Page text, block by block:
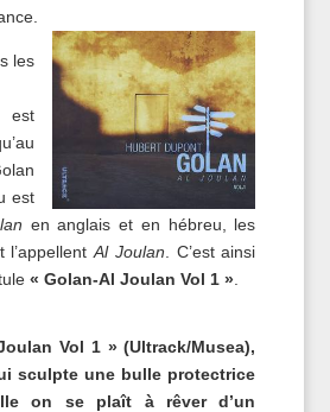
les
est
est
en anglais et en hébreu, les
l’appellentAl Joulan . C’est ainsi
« Golan-Al Joulan Vol 1 ».
Vol 1 » (Ultrack/Musea),
sculpte une bulle protectrice
on se plaît à rêver d’un